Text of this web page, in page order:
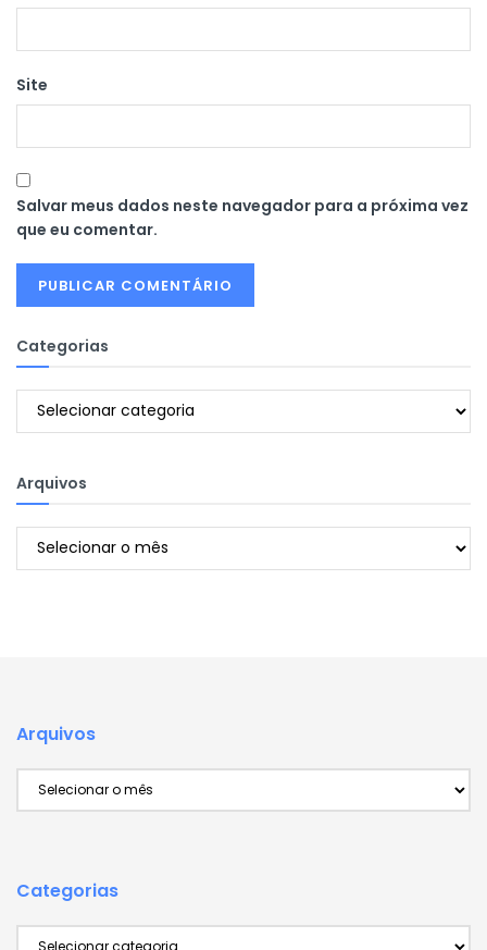
Site
Salvar meus dados neste navegador para a próxima vez
que eu comentar.
Categorias
Categorias
Arquivos
Arquivos
Arquivos
Categorias